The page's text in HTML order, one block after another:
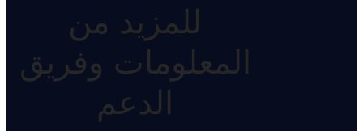
للمزيد من
المعلومات وفريق
الدعم